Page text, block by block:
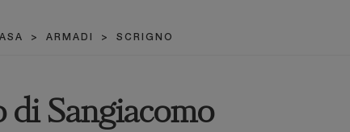
> ARMADI > SCRIGNO
Sangiacomo